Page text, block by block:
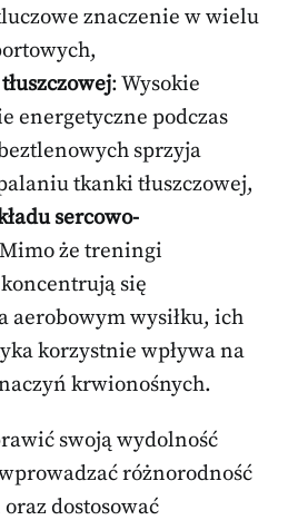
znaczenie w wielu
: Wysokie
energetyczne podczas
sprzyja
tkanki tłuszczowej,
sercowo-
że treningi
się
aerobowym wysiłku, ich
korzystnie wpływa na
krwionośnych.
swoją wydolność
różnorodność
dostosować